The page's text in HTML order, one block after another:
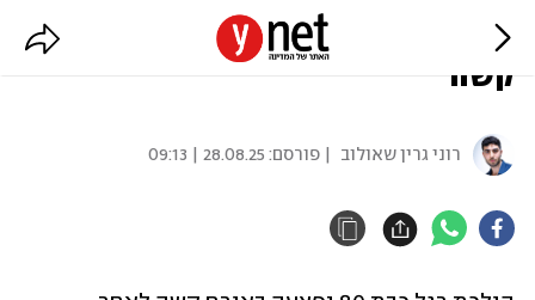
בת 80 נפגעה מרכב באשדוד, מצבה
קשה
רוני גרין שאולוב | פורסם: 28.08.25 | 09:13